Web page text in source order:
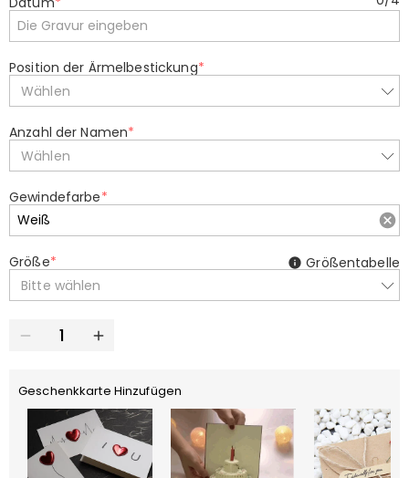
Position der Ärmelbestickung*
Wählen
Anzahl der Namen*
Wählen
Gewindefarbe*
Größe*
Bitte wählen
Größentabelle
Geschenkkarte Hinzufügen